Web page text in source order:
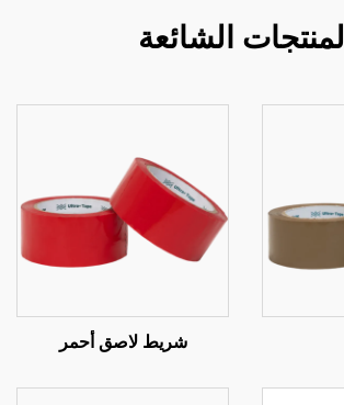
المنتجات الشائعة
شريط لاصق أحمر